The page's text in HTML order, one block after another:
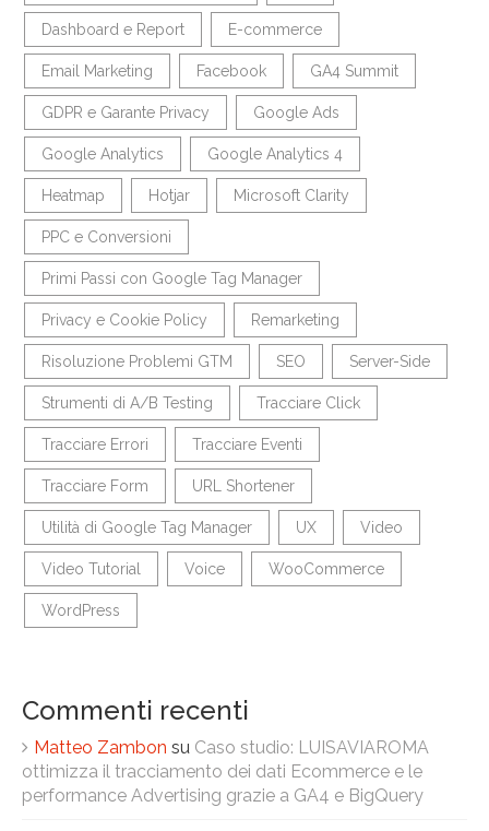
Dashboard e Report E-commerce
Email Marketing Facebook GA4 Summit
GDPR e Garante Privacy Google Ads
Google Analytics Google Analytics 4
Heatmap Hotjar Microsoft Clarity
PPC e Conversioni
Primi Passi con Google Tag Manager
Privacy e Cookie Policy Remarketing
Risoluzione Problemi GTM SEO Server-Side
Strumenti di A/B Testing Tracciare Click
Tracciare Errori Tracciare Eventi
Tracciare Form URL Shortener
Utilità di Google Tag Manager UX Video
Video Tutorial Voice WooCommerce
WordPress
Commenti recenti
Matteo Zambon su Caso studio: LUISAVIAROMA
ottimizza il tracciamento dei dati Ecommerce e le
performance Advertising grazie a GA4 e BigQuery